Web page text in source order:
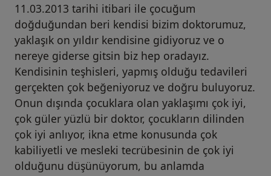
11.03.2013 tarihi itibari ile çocuğum
doğduğundan beri kendisi bizim doktorumuz,
yaklaşık on yıldır kendisine gidiyoruz ve o
nereye giderse gitsin biz hep oradayız.
Kendisinin teşhisleri, yapmış olduğu tedavileri
gerçekten çok beğeniyoruz ve doğru buluyoruz.
Onun dışında çocuklara olan yaklaşımı çok iyi,
çok güler yüzlü bir doktor, çocukların dilinden
çok iyi anlıyor, ikna etme konusunda çok
kabiliyetli ve mesleki tecrübesinin de çok iyi
olduğunu düşünüyorum, bu anlamda